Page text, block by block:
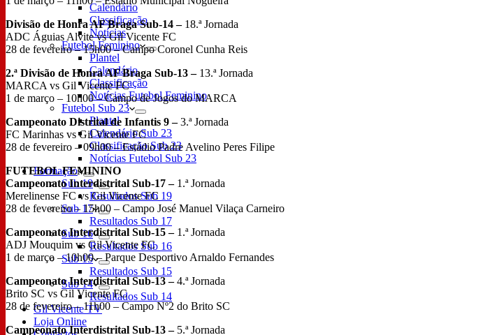
Calendário
Classificação
Notícias
Futebol Feminino
Plantel
Calendário
Classificação
Notícias Futebol Feminino
Futebol Sub 23
Plantel
Calendário Sub 23
Classificação Sub 23
Notícias Futebol Sub 23
Formação
Sub 19
Resultados Sub 19
Sub 17
Resultados Sub 17
Sub 16
Resultados Sub 16
Sub 15
Resultados Sub 15
Sub 14
Resultados Sub 14
Gil Vicente TV
Loja Online
Divisão de Honra AF Braga Sub-14 – 18.ª Jornada
ADC Águias Alvite vs Gil Vicente FC
28 de fevereiro – 15h00 – Campo Coronel Cunha Reis
2.ª Divisão de Honra AF Braga Sub-13 – 13.ª Jornada
MARCA vs Gil Vicente FC
1 de março – 10h00 – Campo de Jogos do MARCA
Campeonato Distrital de Infantis 9 –3.ª Jornada
FC Marinhas vs Gil Vicente FC
28 de fevereiro – 09h00 – Estádio Padre Avelino Peres Filipe
FUTEBOL FEMININO
Campeonato Interdistrital Sub-17 – 1.ª Jornada
Merelinense FC vs Gil Vicente FC
28 de fevereiro – 15h00 – Campo José Manuel Vilaça Carneiro
Campeonato Interdistrital Sub-15 – 1.ª Jornada
ADJ Mouquim vs Gil Vicente FC
1 de março – 10h00 – Parque Desportivo Arnaldo Fernandes
Campeonato Interdistrital Sub-13 –4.ª Jornada
Brito SC vs Gil Vicente FC
28 de fevereiro – 11h00 – Campo Nº2 do Brito SC
Campeonato Interdistrital Sub-13 – 5.ª Jornada